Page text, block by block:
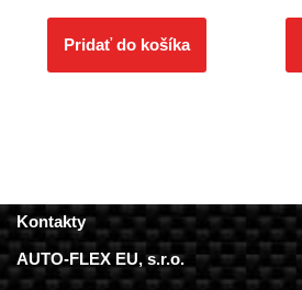
Pridať do košíka
Kontakty
AUTO-FLEX EU, s.r.o.